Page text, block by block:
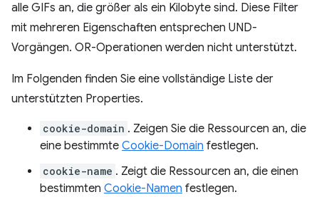
alle GIFs an, die größer als ein Kilobyte sind. Diese Filter
mit mehreren Eigenschaften entsprechen UND-
Vorgängen. OR-Operationen werden nicht unterstützt.
Im Folgenden finden Sie eine vollständige Liste der
unterstützten Properties.
cookie-domain . Zeigen Sie die Ressourcen an, die
eine bestimmte Cookie-Domain festlegen.
cookie-name . Zeigt die Ressourcen an, die einen
bestimmten Cookie-Namen festlegen.